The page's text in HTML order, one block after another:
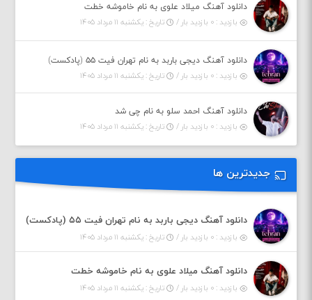
دانلود آهنگ میلاد علوی به نام خاموشه خطت
بازدید : ۰ بازدید بار /
تاریخ : یکشنبه ۱۱ مرداد ۱۴۰۵
دانلود آهنگ دیجی باربد به نام تهران فیت ۵۵ (پادکست)
بازدید : ۰ بازدید بار /
تاریخ : یکشنبه ۱۱ مرداد ۱۴۰۵
دانلود آهنگ احمد سلو به نام چی شد
بازدید : ۰ بازدید بار /
تاریخ : یکشنبه ۱۱ مرداد ۱۴۰۵
جدیدترین ها
دانلود آهنگ دیجی باربد به نام تهران فیت ۵۵ (پادکست)
بازدید : ۰ بازدید بار / تاریخ : یکشنبه ۱۱ مرداد ۱۴۰۵
دانلود آهنگ میلاد علوی به نام خاموشه خطت
بازدید : ۰ بازدید بار / تاریخ : یکشنبه ۱۱ مرداد ۱۴۰۵